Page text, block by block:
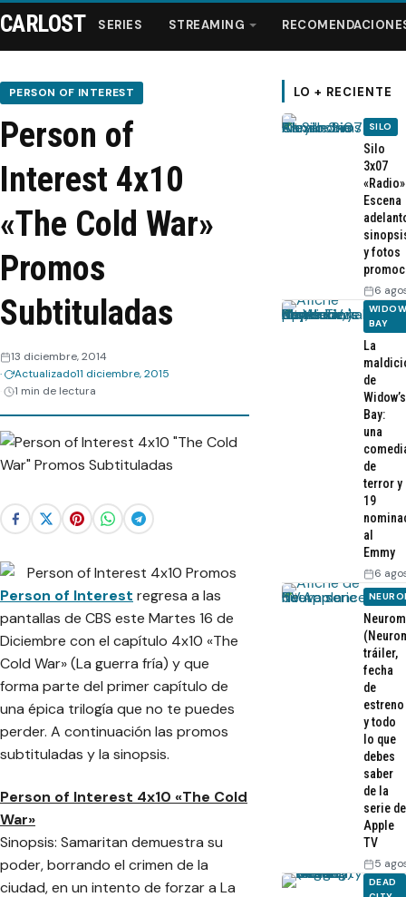
Series
Streaming
Recomendaciones
CARLOST SERIES STREAMING
PERSON OF INTEREST
Person of
Interest 4x10
«The Cold War»
Promos
Subtituladas
13 diciembre, 2014
Actualizado11 diciembre, 2015
1 min de lectura
Person of Interest regresa a las
pantallas de CBS este Martes 16 de
Diciembre con el capítulo 4x10 «The
Cold War» (La guerra fría) y que
forma parte del primer capítulo de
una épica trilogía que no te puedes
perder. A continuación las promos
subtituladas y la sinopsis.
Person of Interest 4x10 «The Cold
War»
Sinopsis: Samaritan demuestra su
poder, borrando el crimen de la
ciudad, en un intento de forzar a La
LO + RECIENTE
SILO
Silo
3x07
Escena
y fotos
6
BAY
La
de
Widow’s
Bay:
una
de
terror y
19
al
Emmy
6
tráiler,
fecha
de
estreno
y todo
lo que
debes
saber
de la
serie de
Apple
TV
5
DEAD